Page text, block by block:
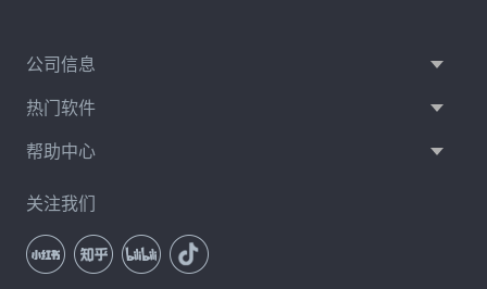
公司信息
热门软件
帮助中心
关注我们